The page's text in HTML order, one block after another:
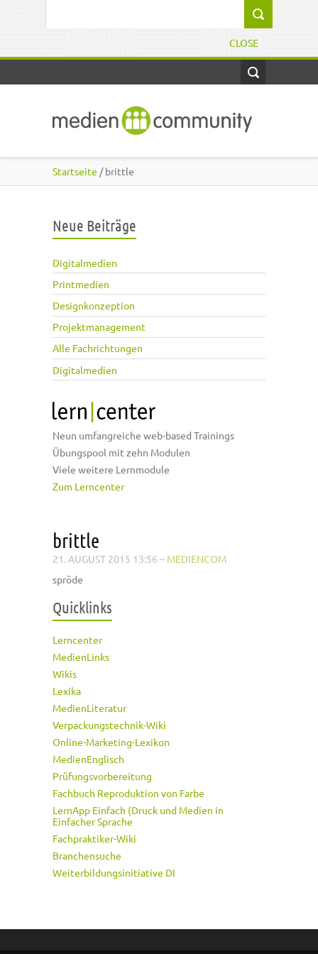
CLOSE
Startseite / brittle
Neue Beiträge
Digitalmedien
Printmedien
Designkonzeption
Projektmanagement
Alle Fachrichtungen
Digitalmedien
Neun umfangreiche web-based Trainings
Übungspool mit zehn Modulen
Viele weitere Lernmodule
Zum Lerncenter
brittle
21. AUGUST 2015 13:56 – MEDIENCOM
spröde
Quicklinks
Lerncenter
MedienLinks
Wikis
Lexika
MedienLiteratur
Verpackungstechnik-Wiki
Online-Marketing-Lexikon
MedienEnglisch
Prüfungsvorbereitung
Fachbuch Reproduktion von Farbe
LernApp Einfach (Druck und Medien in
Einfacher Sprache
Fachpraktiker-Wiki
Branchensuche
Weiterbildungsinitiative DI